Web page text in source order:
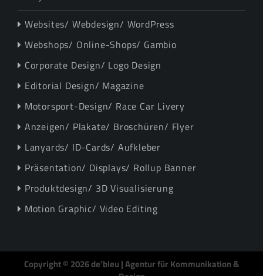
Websites/ Webdesign/ WordPress
Webshops/ Online-Shops/ Gambio
Corporate Design/ Logo Design
Editorial Design/ Magazine
Motorsport-Design/ Race Car Livery
Anzeigen/ Plakate/ Broschüren/ Flyer
Lanyards/ ID-Cards/ Aufkleber
Präsentation/ Displays/ Rollup Banner
Produktdesign/ 3D Visualisierung
Motion Graphic/ Video Editing
Copyright © 2026 de’bleu | Agentur für Kommunikation &